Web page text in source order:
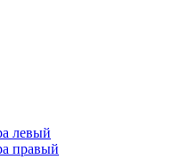
левый
правый